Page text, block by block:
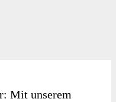
Mit unserem